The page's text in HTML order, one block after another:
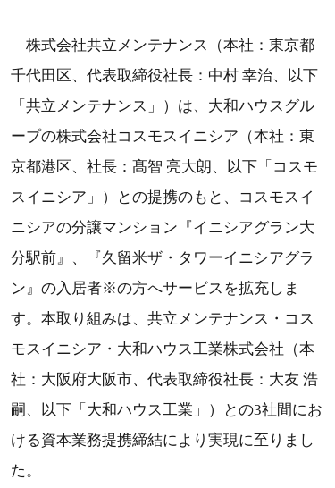
株式会社共立メンテナンス（本社：東京都
千代田区、代表取締役社長：中村 幸治、以下
「共立メンテナンス」）は、大和ハウスグル
ープの株式会社コスモスイニシア（本社：東
京都港区、社長：髙智 亮大朗、以下「コスモ
スイニシア」）との提携のもと、コスモスイ
ニシアの分譲マンション『イニシアグラン大
分駅前』、『久留米ザ・タワーイニシアグラ
ン』の入居者※の方へサービスを拡充しま
す。本取り組みは、共立メンテナンス・コス
モスイニシア・大和ハウス工業株式会社（本
社：大阪府大阪市、代表取締役社長：大友 浩
嗣、以下「大和ハウス工業」）との3社間にお
ける資本業務提携締結により実現に至りまし
た。